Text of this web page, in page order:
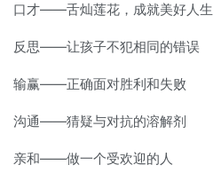
口才——舌灿莲花，成就美好人生
反思——让孩子不犯相同的错误
输赢——正确面对胜利和失败
沟通——猜疑与对抗的溶解剂
亲和——做一个受欢迎的人